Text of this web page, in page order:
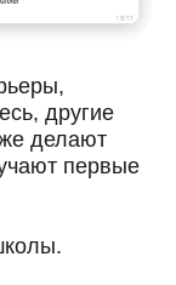
другие
делают
первые